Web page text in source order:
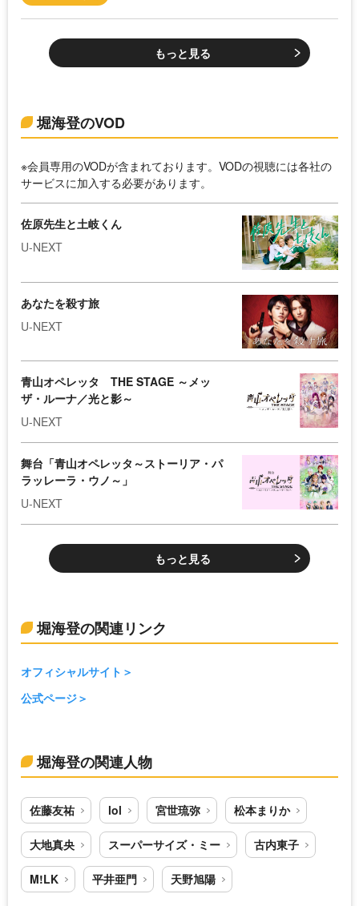
もっと見る
堀海登のVOD
※会員専用のVODが含まれております。VODの視聴には各社の
サービスに加入する必要があります。
佐原先生と土岐くん
U-NEXT
あなたを殺す旅
U-NEXT
青山オペレッタ THE STAGE ～メッ
ザ・ルーナ／光と影～
U-NEXT
舞台「青山オペレッタ～ストーリア・パ
ラッレーラ・ウノ～」
U-NEXT
もっと見る
堀海登の関連リンク
オフィシャルサイト
公式ページ
堀海登の関連人物
佐藤友祐 lol 宮世琉弥 松本まりか
大地真央 スーパーサイズ・ミー 古内東子
M!LK 平井亜門 天野旭陽